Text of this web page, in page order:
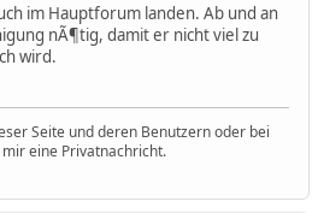
im Hauptforum landen. Ab und an
nÃ¶tig, damit er nicht viel zu
wird.
Seite und deren Benutzern oder bei
eine Privatnachricht.